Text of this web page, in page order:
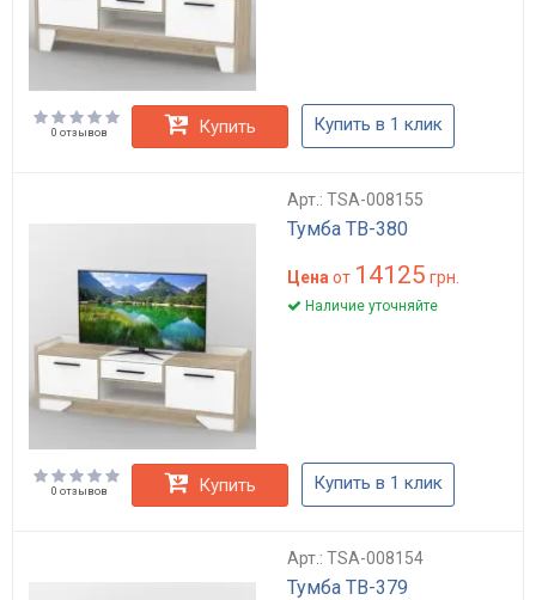
0 отзывов Купить Купить в 1 клик
Арт.: TSA-008155
Тумба ТВ-380
Цена от 14125 грн.
Наличие уточняйте
0 отзывов Купить Купить в 1 клик
Арт.: TSA-008154
Тумба ТВ-379